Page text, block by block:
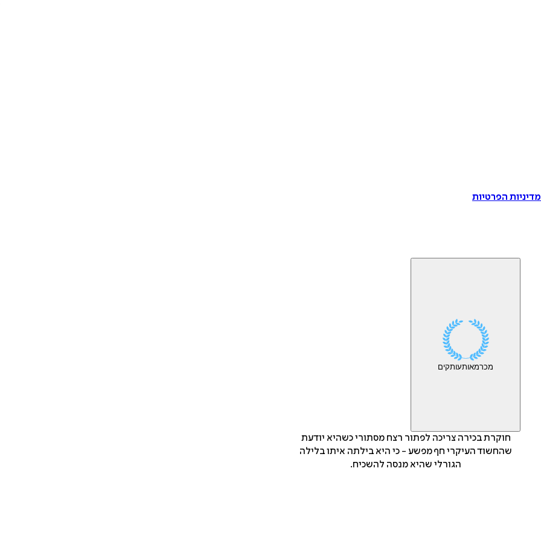
הפרטיות
מכרמאותעותקים
חוקרת בכירה צריכה לפתור רצח מסתורי כשהיא יודעת
שהחשוד העיקרי חף מפשע - כי היא בילתה איתו בלילה
הגורלי שהיא מנסה להשכיח.